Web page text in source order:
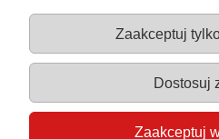
Gastro-
Moje
Zaakceptuj
Dostosuj
Zaakceptuj